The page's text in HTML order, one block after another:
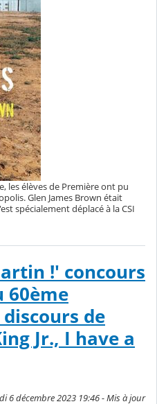
les élèves de Première ont pu
Glen James Brown était
spécialement déplacé à la CSI
!' concours
60ème
de
Jr., I have a
6 décembre 2023 19:46 - Mis à jour